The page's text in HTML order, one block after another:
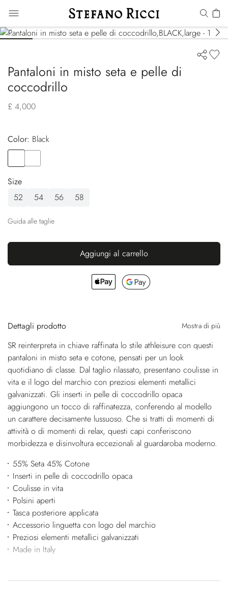
Pantaloni in misto seta e pelle di
coccodrillo
£ 4,000
Color:
black
Size
52
54 56 58
Guida alle taglie
Aggiungi al carrello
Dettagli prodotto Mostra di più
SR reinterpreta in chiave raffinata lo stile athleisure con questi
pantaloni in misto seta e cotone, pensati per un look
quotidiano di classe. Dal taglio rilassato, presentano coulisse in
vita e il logo del marchio con preziosi elementi metallici
galvanizzati. Gli inserti in pelle di coccodrillo opaca
aggiungono un tocco di raffinatezza, conferendo al modello
un carattere decisamente lussuoso. Che si tratti di momenti di
attività o di momenti di relax, questi capi conferiscono
morbidezza e disinvoltura eccezionali al guardaroba moderno.
55% Seta 45% Cotone
Inserti in pelle di coccodrillo opaca
Coulisse in vita
Polsini aperti
Tasca posteriore applicata
Accessorio linguetta con logo del marchio
Preziosi elementi metallici galvanizzati
Made in Italy